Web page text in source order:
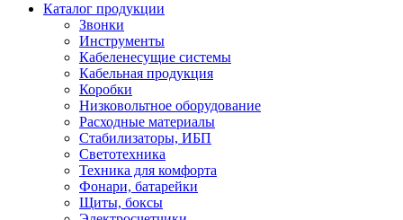
Каталог продукции
Звонки
Инструменты
Кабеленесущие системы
Кабельная продукция
Коробки
Низковольтное оборудование
Расходные материалы
Стабилизаторы, ИБП
Светотехника
Техника для комфорта
Фонари, батарейки
Щиты, боксы